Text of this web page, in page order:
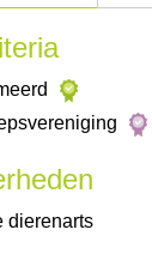
dierenarts